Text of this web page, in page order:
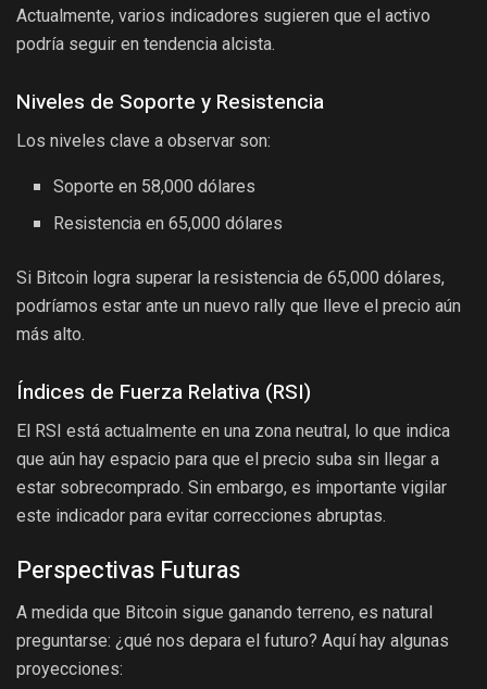
Actualmente, varios indicadores sugieren que el activo
podría seguir en tendencia alcista.
Niveles de Soporte y Resistencia
Los niveles clave a observar son:
Soporte en 58,000 dólares
Resistencia en 65,000 dólares
Si Bitcoin logra superar la resistencia de 65,000 dólares,
podríamos estar ante un nuevo rally que lleve el precio aún
más alto.
Índices de Fuerza Relativa (RSI)
El RSI está actualmente en una zona neutral, lo que indica
que aún hay espacio para que el precio suba sin llegar a
estar sobrecomprado. Sin embargo, es importante vigilar
este indicador para evitar correcciones abruptas.
Perspectivas Futuras
A medida que Bitcoin sigue ganando terreno, es natural
preguntarse: ¿qué nos depara el futuro? Aquí hay algunas
proyecciones: